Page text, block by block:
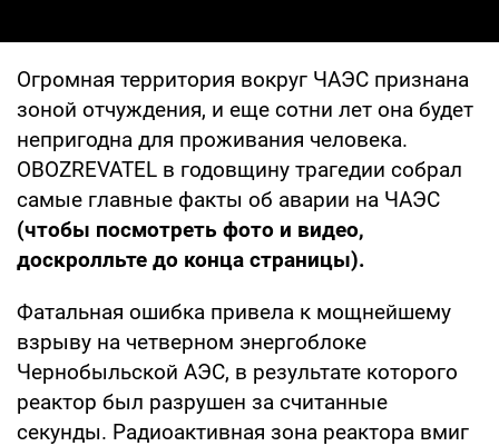
Огромная территория вокруг ЧАЭС признана
зоной отчуждения, и еще сотни лет она будет
непригодна для проживания человека.
OBOZREVATEL в годовщину трагедии собрал
самые главные факты об аварии на ЧАЭС
(чтобы посмотреть фото и видео,
доскролльте до конца страницы).
Фатальная ошибка привела к мощнейшему
взрыву на четверном энергоблоке
Чернобыльской АЭС, в результате которого
реактор был разрушен за считанные
секунды. Радиоактивная зона реактора вмиг